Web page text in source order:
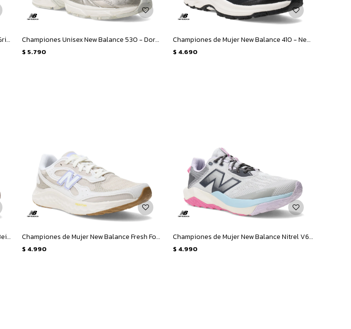
Championes de Mujer New Balance 574 - Gris - Claro Championes Unisex New Balance 530 - Dorado - Beige
$ 5.790
Championes de Mujer New Balance 410 - Negro - Blanco
$ 4.690
Championes de Mujer New Balance 515 - Beige - Animal Print Championes de Mujer New Balance Fresh Foam Arishi V4 - Beige - Lila
$ 4.990
Championes de Mujer New Balance Nitrel V6 - Gris - Lila
$ 4.990